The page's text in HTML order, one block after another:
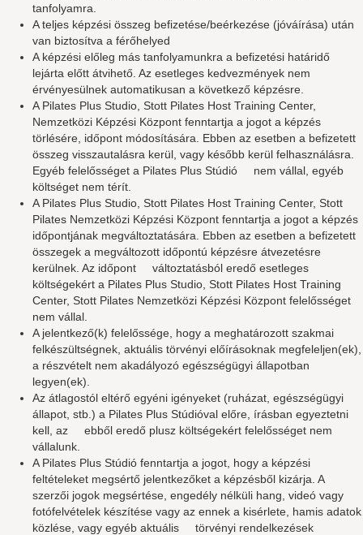
tanfolyamra.
A teljes képzési összeg befizetése/beérkezése (jóváírása) után
van biztosítva a férőhelyed
A képzési előleg más tanfolyamunkra a befizetési határidő
lejárta előtt átvihető. Az esetleges kedvezmények nem
érvényesülnek automatikusan a következő képzésre.
A Pilates Plus Studio, Stott Pilates Host Training Center,
Nemzetközi Képzési Központ fenntartja a jogot a képzés
törlésére, időpont módosítására. Ebben az esetben a befizetett
összeg visszautalásra kerül, vagy később kerül felhasználásra.
Egyéb felelősséget a Pilates Plus Stúdió nem vállal, egyéb
költséget nem térít.
A Pilates Plus Studio, Stott Pilates Host Training Center, Stott
Pilates Nemzetközi Képzési Központ fenntartja a jogot a képzés
időpontjának megváltoztatására. Ebben az esetben a befizetett
összegek a megváltozott időpontú képzésre átvezetésre
kerülnek. Az időpont változtatásból eredő esetleges
költségekért a Pilates Plus Studio, Stott Pilates Host Training
Center, Stott Pilates Nemzetközi Képzési Központ felelősséget
nem vállal.
A jelentkező(k) felelőssége, hogy a meghatározott szakmai
felkészültségnek, aktuális törvényi előírásoknak megfeleljen(ek),
a részvételt nem akadályozó egészségügyi állapotban
legyen(ek).
Az átlagostól eltérő egyéni igényeket (ruházat, egészségügyi
állapot, stb.) a Pilates Plus Stúdióval előre, írásban egyeztetni
kell, az ebből eredő plusz költségekért felelősséget nem
vállalunk.
A Pilates Plus Stúdió fenntartja a jogot, hogy a képzési
feltételeket megsértő jelentkezőket a képzésből kizárja. A
szerzői jogok megsértése, engedély nélküli hang, videó vagy
fotófelvételek készítése vagy az ennek a kisérlete, hamis adatok
közlése, vagy egyéb aktuális törvényi rendelkezések